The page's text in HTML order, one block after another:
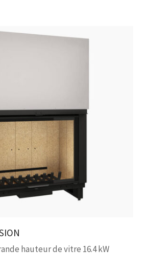
hauteur de vitre 16.4 kW